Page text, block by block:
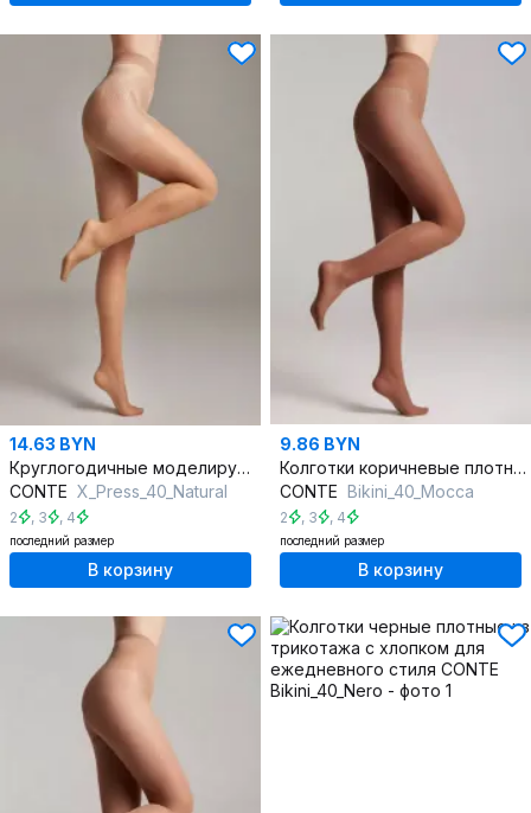
14.63 BYN
Круглогодичные моделирующие колготки из трикотажа
CONTE X_Press_40_Natural
2 , 3 , 4
последний размер
В корзину
9.86 BYN
Колготки коричневые плотные из трикотажа для повседневной носки
CONTE Bikini_40_Mocca
2 , 3 , 4
последний размер
В корзину